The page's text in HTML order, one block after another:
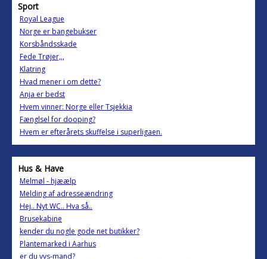
Sport
Royal League
Norge er bangebukser
Korsbåndsskade
Fede Trøjer,,,
Klatring
Hvad mener i om dette?
Anja er bedst
Hvem vinner: Norge eller Tsjekkia
Fænglsel for dooping?
Hvem er efterårets skuffelse i superligaen.
Hus & Have
Melmøl - hjæælp
Melding af adresseændring
Hej.. Nyt WC.. Hva så..
Brusekabine
kender du nogle gode net butikker?
Plantemarked i Aarhus
er du vvs-mand?